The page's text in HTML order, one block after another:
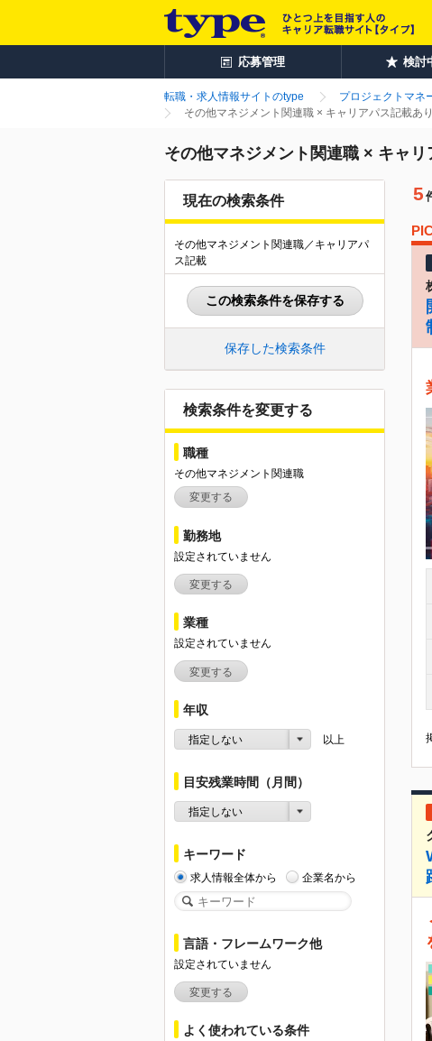
応募管理 検討
転職・求人情報サイトのtype プロジェクトマネ
その他マネジメント関連職 × キャリアパス記載あ
その他マネジメント関連職 × キャ
現在の検索条件
その他マネジメント関連職／キャリアパ
ス記載
この検索条件を保存する
保存した検索条件
検索条件を変更する
職種
その他マネジメント関連職
変更する
勤務地
設定されていません
変更する
業種
設定されていません
変更する
年収
指定しない 以上
目安残業時間（月間）
指定しない
キーワード
求人情報全体から 企業名から
言語・フレームワーク他
設定されていません
変更する
よく使われている条件
5